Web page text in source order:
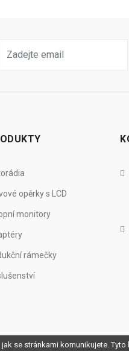
opěrky s LCD
monitory
rámečky
se stránkami komunikujete. Tyto